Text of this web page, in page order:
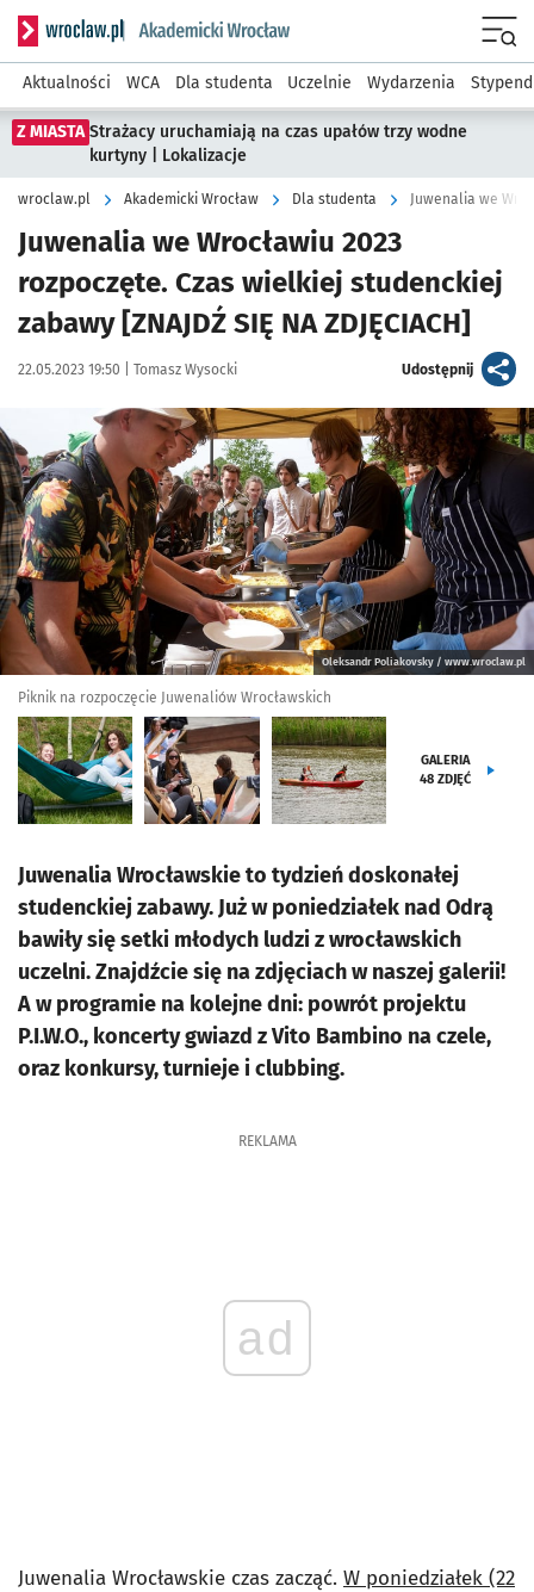
Serwis informacyjny wroclaw.pl podserwis: Akademicki
Aktualności WCA Dla studenta Uczelnie Wydarzenia
Z MIASTA Strażacy uruchamiają na czas upałów trzy wodne
kurtyny | Lokalizacje
wroclaw.pl Akademicki Wrocław Dla studenta
Juwenalia we Wrocławiu 2023
rozpoczęte. Czas wielkiej studenckiej
zabawy [ZNAJDŹ SIĘ NA ZDJĘCIACH]
Data publikacji:
22.05.2023 19:50 | Autor:
Tomasz Wysocki Udostępnijartykuł
Kliknij, aby zobaczyć galerię
Oleksandr Poliakovsky / www.wroclaw.pl
Piknik na rozpoczęcie Juwenaliów Wrocławskich
GALERIA
48 ZDJĘĆ
Juwenalia Wrocławskie to tydzień doskonałej
studenckiej zabawy. Już w poniedziałek nad Odrą
bawiły się setki młodych ludzi z wrocławskich
uczelni. Znajdźcie się na zdjęciach w naszej galerii!
A w programie na kolejne dni: powrót projektu
P.I.W.O., koncerty gwiazd z Vito Bambino na czele,
oraz konkursy, turnieje i clubbing.
REKLAMA
ad
Juwenalia Wrocławskie czas zacząć. W poniedziałek (22